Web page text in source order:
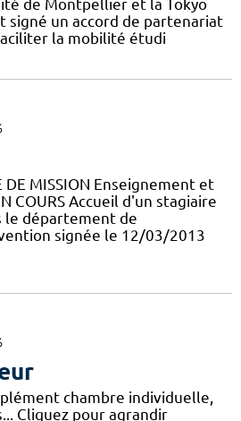
de Montpellier et la Tokyo
signé un accord de partenariat
la mobilité étudi
DE MISSION Enseignement et
COURS Accueil d'un stagiaire
le département de
signée le 12/03/2013
chambre individuelle,
Cliquez pour agrandir